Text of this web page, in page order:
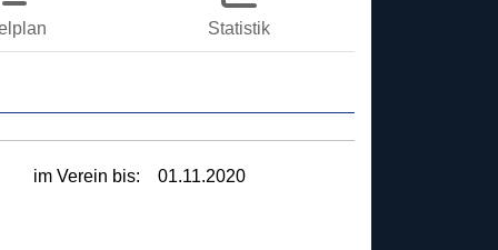
Statistik
im Verein bis: 01.11.2020